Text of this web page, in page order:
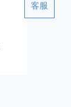
客服